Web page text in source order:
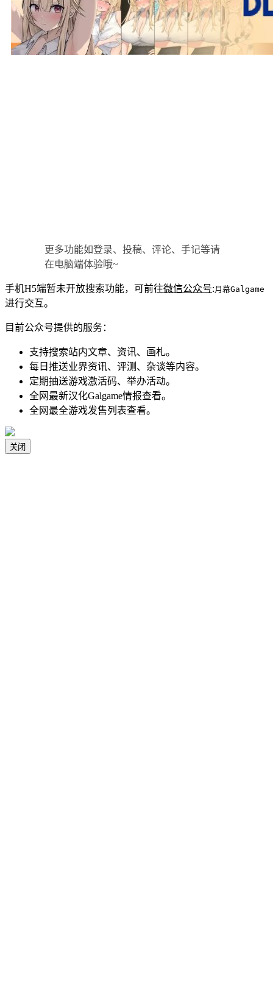
更多功能如登录、投稿、评论、手记等请
在电脑端体验哦~
手机H5端暂未开放搜索功能，可前往微信公众号:月幕Galgame
进行交互。
目前公众号提供的服务：
支持搜索站内文章、资讯、画札。
每日推送业界资讯、评测、杂谈等内容。
定期抽送游戏激活码、举办活动。
全网最新汉化Galgame情报查看。
全网最全游戏发售列表查看。
关闭